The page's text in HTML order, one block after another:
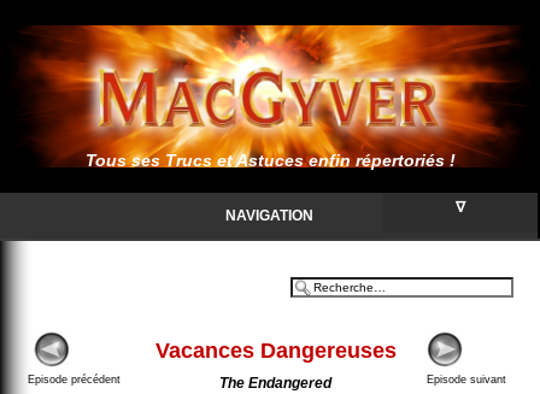
Tous ses Trucs et Astuces enfin répertoriés !
NAVIGATION ∇
Vacances Dangereuses
Episode précédent The Endangered Episode suivant